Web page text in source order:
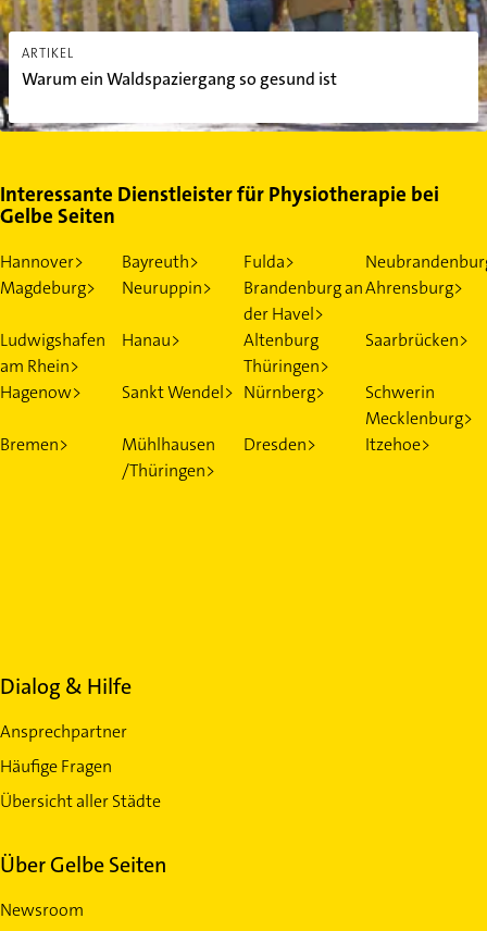
ARTIKEL
Warum ein Waldspaziergang so gesund ist
Interessante Dienstleister für Physiotherapie bei
Gelbe Seiten
Hannover> Bayreuth> Fulda>
Magdeburg>
Neuruppin>
Brandenburg an
der Havel>
Ahrensburg>
Ludwigshafen
am Rhein>
Hanau>
Altenburg
Thüringen>
Saarbrücken>
Hagenow> Sankt Wendel> Nürnberg>
Schwerin
Mecklenburg>
Bremen>
Mühlhausen
/Thüringen>
Dresden> Itzehoe>
Dialog & Hilfe
Ansprechpartner
Häufige Fragen
Übersicht aller Städte
Über Gelbe Seiten
Newsroom